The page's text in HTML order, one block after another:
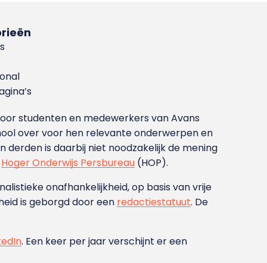
studenten en medewerkers van Avans
over voor hen relevante onderwerpen en
is daarbij niet noodzakelijk de mening
Hoger Onderwijs Persbureau (HOP).
onafhankelijkheid, op basis van vrije
is geborgd door een redactiestatuut. De
. Een keer per jaar verschijnt er een